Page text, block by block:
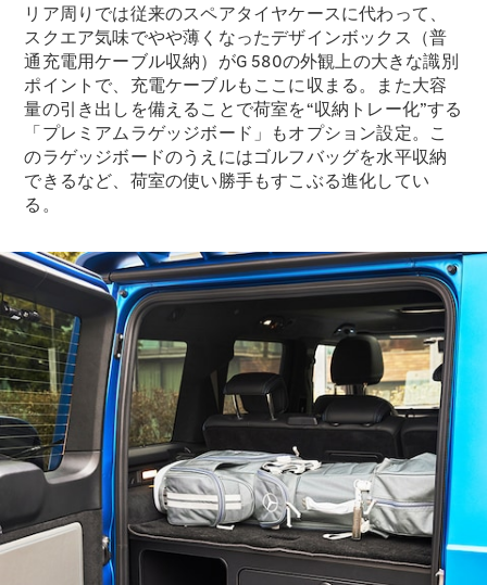
V-Class
試乗リクエ
ショールー
ム
試乗リクエスト
オンラインショールーム
リア周りでは従来のスペアタイヤケースに代わって、
スクエア気味でやや薄くなったデザインボックス（普
通充電用ケーブル収納）がG 580の外観上の大きな識別
ポイントで、充電ケーブルもここに収まる。また大容
量の引き出しを備えることで荷室を“収納トレー化”する
「プレミアムラゲッジボード」もオプション設定。こ
のラゲッジボードのうえにはゴルフバッグを水平収納
できるなど、荷室の使い勝手もすこぶる進化してい
る。